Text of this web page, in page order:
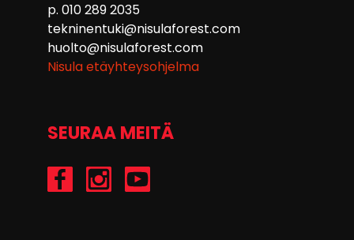
p. 010 289 2035
tekninentuki@nisulaforest.com
huolto@nisulaforest.com
Nisula etäyhteysohjelma
SEURAA MEITÄ
/Nisulaforest@nisulaforest